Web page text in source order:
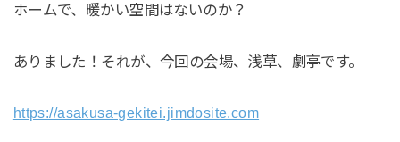
ホームで、暖かい空間はないのか？
ありました！それが、今回の会場、浅草、劇亭です。
https://asakusa-gekitei.jimdosite.com